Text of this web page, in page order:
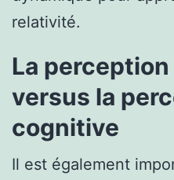
relativité.
La
versus la
cognitive
Il est également